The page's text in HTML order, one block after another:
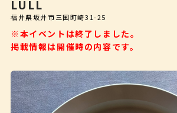
ニュース
店舗/プレス向け
LULL
福井県坂井市三国町崎31-25
※本イベントは終了しました。
掲載情報は開催時の内容です。